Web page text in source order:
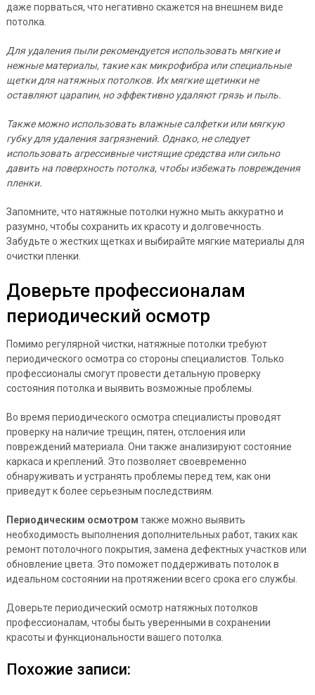
даже порваться, что негативно скажется на внешнем виде
потолка.
Для удаления пыли рекомендуется использовать мягкие и
нежные материалы, такие как микрофибра или специальные
щетки для натяжных потолков. Их мягкие щетинки не
оставляют царапин, но эффективно удаляют грязь и пыль.
Также можно использовать влажные салфетки или мягкую
губку для удаления загрязнений. Однако, не следует
использовать агрессивные чистящие средства или сильно
давить на поверхность потолка, чтобы избежать повреждения
пленки.
Запомните, что натяжные потолки нужно мыть аккуратно и
разумно, чтобы сохранить их красоту и долговечность.
Забудьте о жестких щетках и выбирайте мягкие материалы для
очистки пленки.
Доверьте профессионалам
периодический осмотр
Помимо регулярной чистки, натяжные потолки требуют
периодического осмотра со стороны специалистов. Только
профессионалы смогут провести детальную проверку
состояния потолка и выявить возможные проблемы.
Во время периодического осмотра специалисты проводят
проверку на наличие трещин, пятен, отслоения или
повреждений материала. Они также анализируют состояние
каркаса и креплений. Это позволяет своевременно
обнаруживать и устранять проблемы перед тем, как они
приведут к более серьезным последствиям.
Периодическим осмотром также можно выявить
необходимость выполнения дополнительных работ, таких как
ремонт потолочного покрытия, замена дефектных участков или
обновление цвета. Это поможет поддерживать потолок в
идеальном состоянии на протяжении всего срока его службы.
Доверьте периодический осмотр натяжных потолков
профессионалам, чтобы быть уверенными в сохранении
красоты и функциональности вашего потолка.
Похожие записи: